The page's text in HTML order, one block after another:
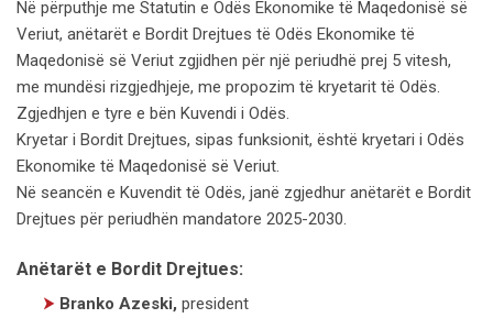
Në përputhje me Statutin e Odës Ekonomike të Maqedonisë së
Veriut, anëtarët e Bordit Drejtues të Odës Ekonomike të
Maqedonisë së Veriut zgjidhen për një periudhë prej 5 vitesh,
me mundësi rizgjedhjeje, me propozim të kryetarit të Odës.
Zgjedhjen e tyre e bën Kuvendi i Odës.
Kryetar i Bordit Drejtues, sipas funksionit, është kryetari i Odës
Ekonomike të Maqedonisë së Veriut.
Në seancën e Kuvendit të Odës, janë zgjedhur anëtarët e Bordit
Drejtues për periudhën mandatore 2025-2030.
Anëtarët e Bordit Drejtues:
⮞ Branko Azeski, president